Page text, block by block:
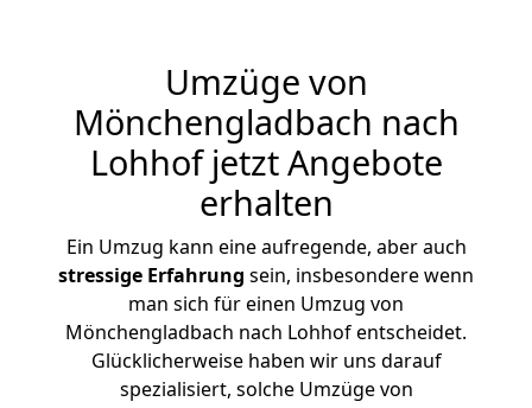
Umzüge von
Mönchengladbach nach
Lohhof jetzt Angebote
erhalten
Ein Umzug kann eine aufregende, aber auch
stressige Erfahrung sein, insbesondere wenn
man sich für einen Umzug von
Mönchengladbach nach Lohhof entscheidet.
Glücklicherweise haben wir uns darauf
spezialisiert, solche Umzüge von